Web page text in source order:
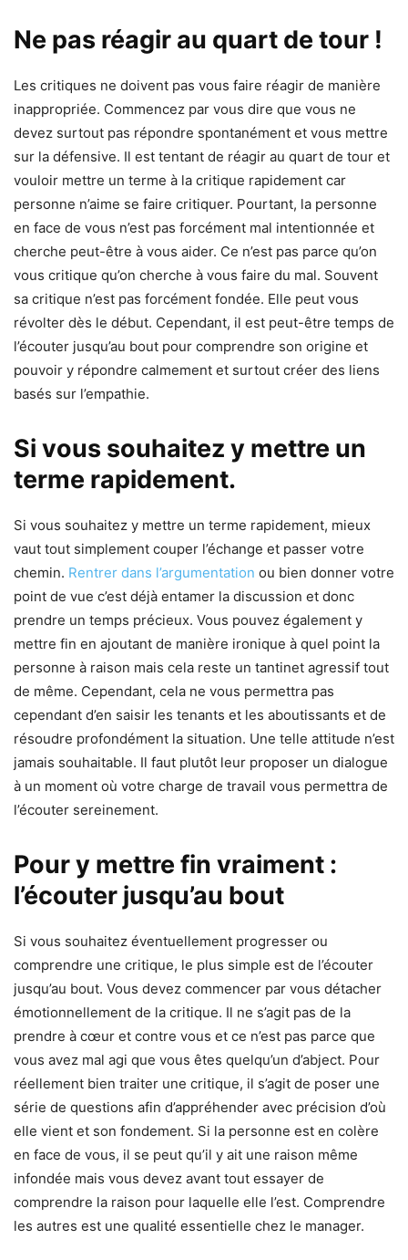
Ne pas réagir au quart de tour !
Les critiques ne doivent pas vous faire réagir de manière
inappropriée. Commencez par vous dire que vous ne
devez surtout pas répondre spontanément et vous mettre
sur la défensive. Il est tentant de réagir au quart de tour et
vouloir mettre un terme à la critique rapidement car
personne n’aime se faire critiquer. Pourtant, la personne
en face de vous n’est pas forcément mal intentionnée et
cherche peut-être à vous aider. Ce n’est pas parce qu’on
vous critique qu’on cherche à vous faire du mal. Souvent
sa critique n’est pas forcément fondée. Elle peut vous
révolter dès le début. Cependant, il est peut-être temps de
l’écouter jusqu’au bout pour comprendre son origine et
pouvoir y répondre calmement et surtout créer des liens
basés sur l’empathie.
Si vous souhaitez y mettre un
terme rapidement.
Si vous souhaitez y mettre un terme rapidement, mieux
vaut tout simplement couper l’échange et passer votre
chemin. Rentrer dans l’argumentation ou bien donner votre
point de vue c’est déjà entamer la discussion et donc
prendre un temps précieux. Vous pouvez également y
mettre fin en ajoutant de manière ironique à quel point la
personne à raison mais cela reste un tantinet agressif tout
de même. Cependant, cela ne vous permettra pas
cependant d’en saisir les tenants et les aboutissants et de
résoudre profondément la situation. Une telle attitude n’est
jamais souhaitable. Il faut plutôt leur proposer un dialogue
à un moment où votre charge de travail vous permettra de
l’écouter sereinement.
Pour y mettre fin vraiment :
l’écouter jusqu’au bout
Si vous souhaitez éventuellement progresser ou
comprendre une critique, le plus simple est de l’écouter
jusqu’au bout. Vous devez commencer par vous détacher
émotionnellement de la critique. Il ne s’agit pas de la
prendre à cœur et contre vous et ce n’est pas parce que
vous avez mal agi que vous êtes quelqu’un d’abject. Pour
réellement bien traiter une critique, il s’agit de poser une
série de questions afin d’appréhender avec précision d’où
elle vient et son fondement. Si la personne est en colère
en face de vous, il se peut qu’il y ait une raison même
infondée mais vous devez avant tout essayer de
comprendre la raison pour laquelle elle l’est. Comprendre
les autres est une qualité essentielle chez le manager.